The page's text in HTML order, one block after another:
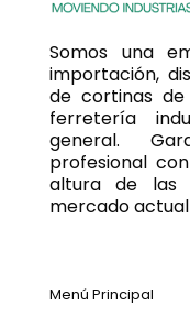
Somos una
importación,
de cortinas de
ferretería
general.
profesional
altura de las
mercado actual
Menú Principal